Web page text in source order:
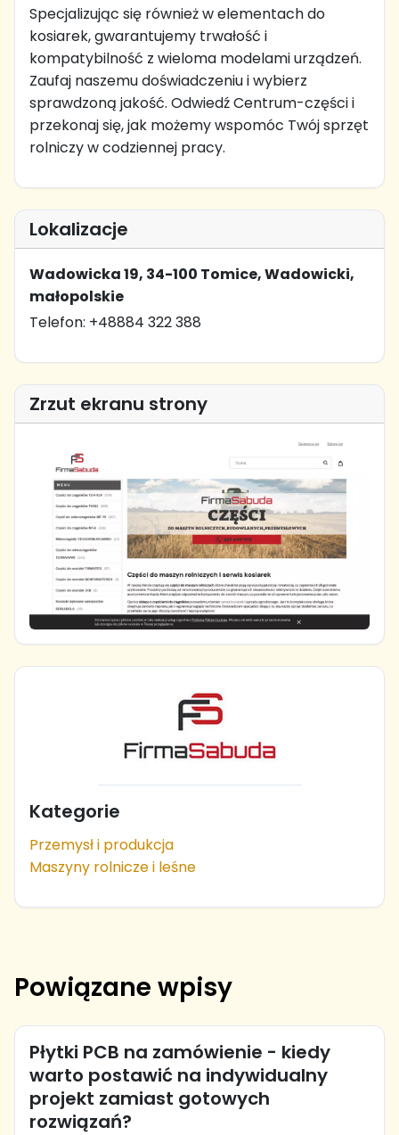
Specjalizując się również w elementach do
kosiarek, gwarantujemy trwałość i
kompatybilność z wieloma modelami urządzeń.
Zaufaj naszemu doświadczeniu i wybierz
sprawdzoną jakość. Odwiedź Centrum-części i
przekonaj się, jak możemy wspomóc Twój sprzęt
rolniczy w codziennej pracy.
Lokalizacje
Wadowicka 19, 34-100 Tomice, Wadowicki,
małopolskie
Telefon: +48884 322 388
Zrzut ekranu strony
Kategorie
Przemysł i produkcja
Maszyny rolnicze i leśne
Powiązane wpisy
Płytki PCB na zamówienie - kiedy
warto postawić na indywidualny
projekt zamiast gotowych
rozwiązań?